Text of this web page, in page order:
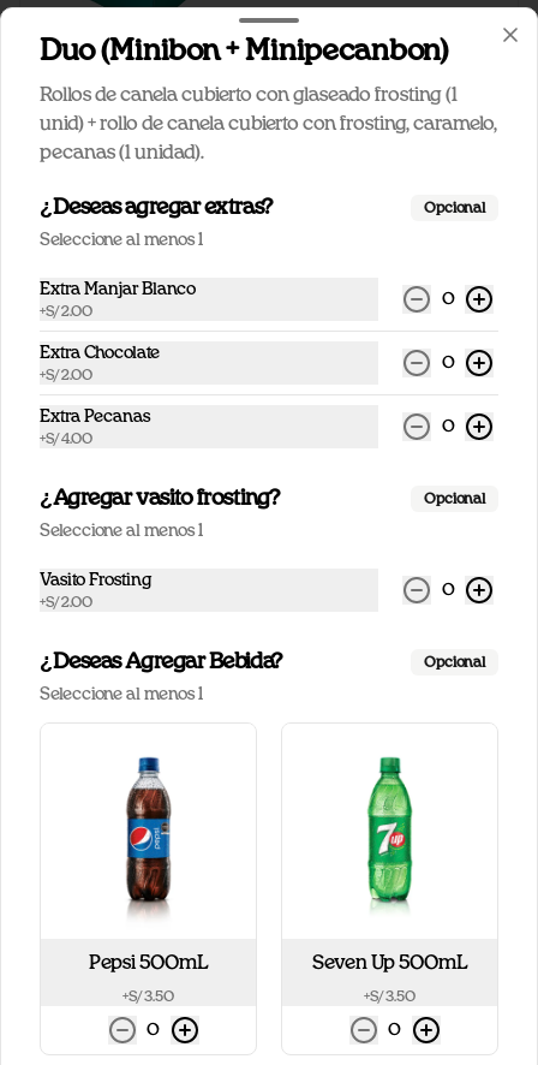
S/ 42.00
% Pack 9 Minibon
Contacto
Términos y Condiciones Cinnabon
Trabaja con nosotros
Términos y condiciones
Política de privacidad
Redes sociales
Duo (Minibon + Minipecanbon)
Rollos de canela cubierto con glaseado frosting (1
unid) + rollo de canela cubierto con frosting, caramelo,
pecanas (1 unidad).
¿Deseas agregar extras? Opcional
Seleccione al menos 1
Extra Manjar Blanco
+S/ 2.00
0
Extra Chocolate
+S/ 2.00
0
Extra Pecanas
+S/ 4.00
0
¿Agregar vasito frosting? Opcional
Seleccione al menos 1
Vasito Frosting
+S/ 2.00
0
¿Deseas Agregar Bebida? Opcional
Seleccione al menos 1
Pepsi 500mL
+S/ 3.50
0
Seven Up 500mL
+S/ 3.50
0